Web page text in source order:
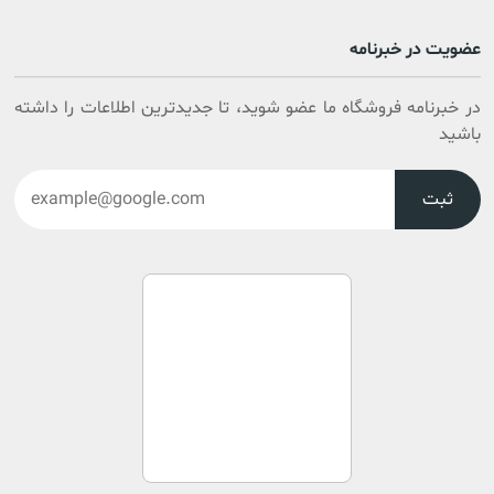
عضویت در خبرنامه
در خبرنامه فروشگاه ما عضو شوید، تا جدیدترین اطلاعات را داشته
باشید
ثبت